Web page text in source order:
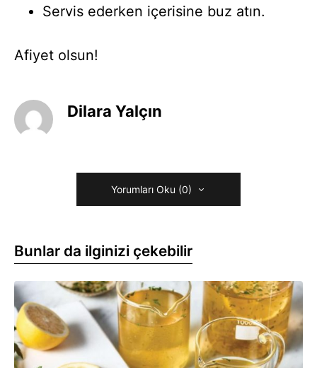
Servis ederken içerisine buz atın.
Afiyet olsun!
Dilara Yalçın
Yorumları Oku (0)
Bunlar da ilginizi çekebilir